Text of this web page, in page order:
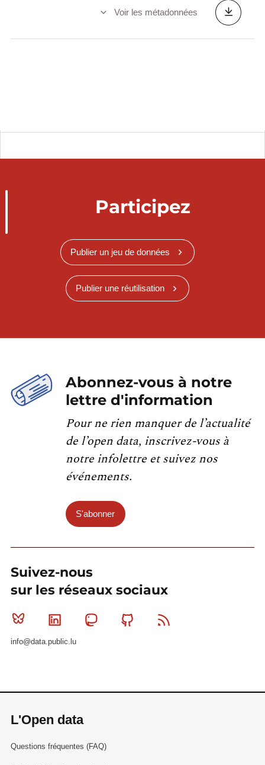
Voir les métadonnées
Participez
Publier un jeu de données
Publier une réutilisation
Abonnez-vous à notre
lettre d'information
Pour ne rien manquer de l’actualité
de l’open data, inscrivez-vous à
notre infolettre et suivez nos
événements.
S'abonner
Suivez-nous
sur les réseaux sociaux
Bluesky Linkedin MastodonGithub
info@data.public.lu
L'Open data
Questions fréquentes (FAQ)